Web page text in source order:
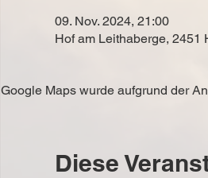
09. Nov. 2024, 21:00
Hof am Leithaberge, 2451
Google Maps wurde aufgrund der
Diese